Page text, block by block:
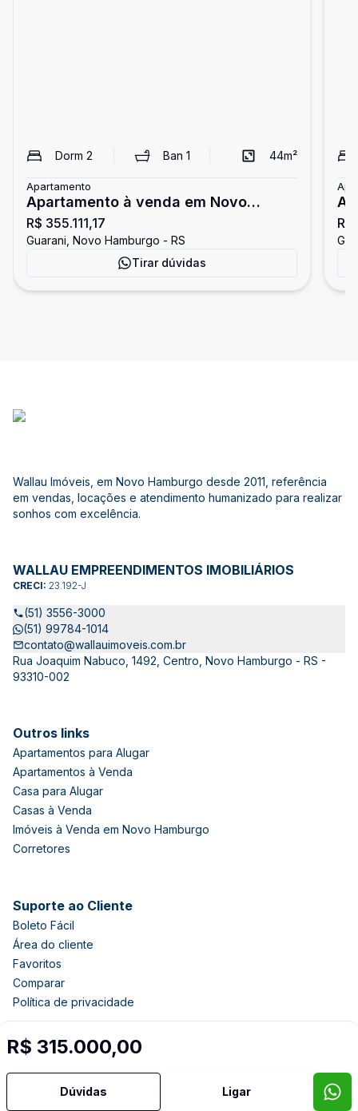
Dorm 2 Ban 1 44m²
Apartamento
Apartamento à venda em Novo
Hamburgo
R$ 355.111,17
Guarani, Novo Hamburgo - RS
Tirar dúvidas
R$ 315.000,00
Dúvidas Ligar
Wallau Imóveis, em Novo Hamburgo desde 2011, referência
em vendas, locações e atendimento humanizado para realizar
sonhos com excelência.
WALLAU EMPREENDIMENTOS IMOBILIÁRIOS
CRECI: 23.192-J
(51) 3556-3000
(51) 99784-1014
contato@wallauimoveis.com.br
Rua Joaquim Nabuco, 1492, Centro, Novo Hamburgo - RS -
93310-002
Outros links
Apartamentos para Alugar
Apartamentos à Venda
Casa para Alugar
Casas à Venda
Imóveis à Venda em Novo Hamburgo
Corretores
Suporte ao Cliente
Boleto Fácil
Área do cliente
Favoritos
Comparar
Política de privacidade
Selo de Tecnologia Loft